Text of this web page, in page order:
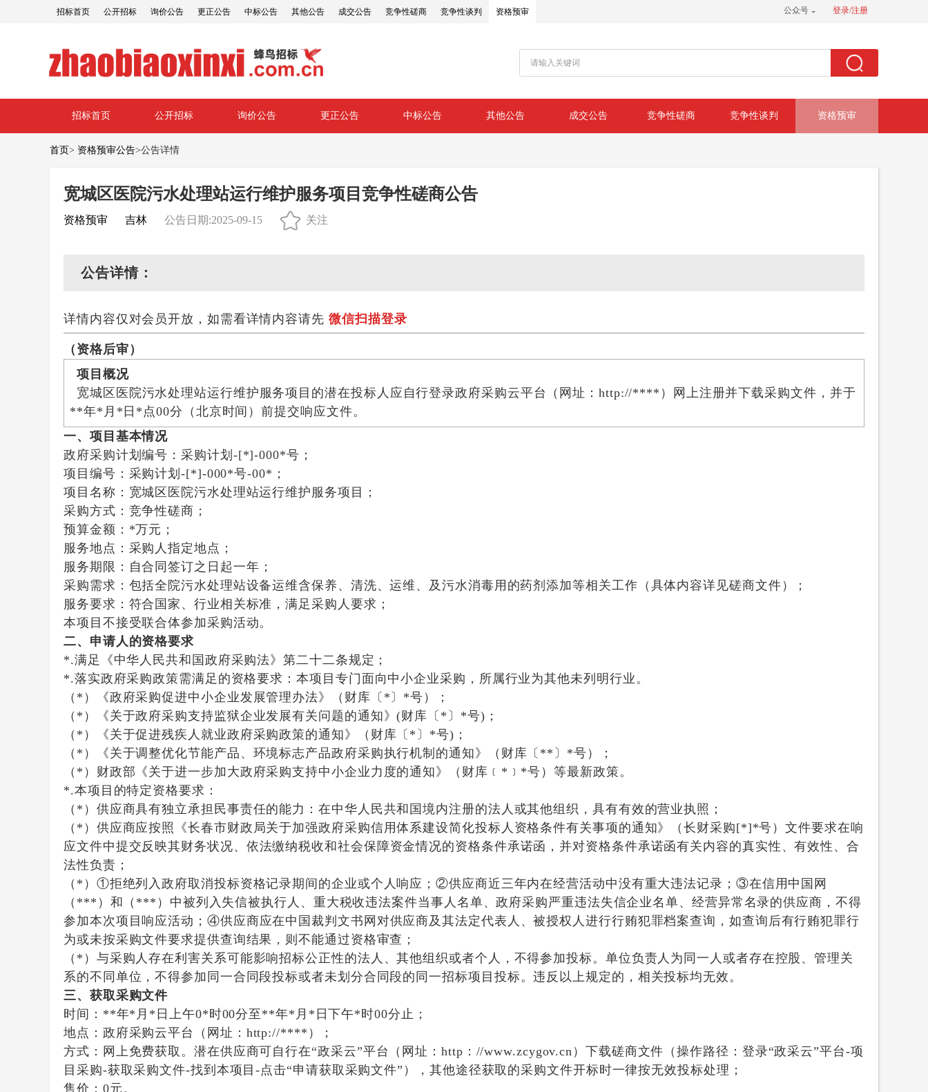
招标首页 公开招标 询价公告 更正公告 中标公告 其他公告 成交公告 竞争性磋商 竞争性谈判 资格预审 公众号 登录/注册
招标首页 公开招标 询价公告 更正公告 中标公告 其他公告 成交公告 竞争性磋商 竞争性谈判 资格预审
首页> 资格预审公告>公告详情
宽城区医院污水处理站运行维护服务项目竞争性磋商公告
资格预审 吉林 公告日期:2025-09-15 关注
公告详情：
详情内容仅对会员开放，如需看详情内容请先 微信扫描登录
（资格后审）
项目概况
宽城区医院污水处理站运行维护服务项目 的潜在投标人应自行登录政府采购云平台（网址：http://****）网上注册并下载采购文件， 并于
**年* 月 * 日 * 点00分 （北京时间）前提交响应文件。
一、 项目基本情况
政府采购计划编号：采购计划 -[*]-000*号 ；
项目编号：采购计划-[*]-000*号-00*；
项目名称： 宽城区医院污水处理站运行维护服务项目
；
采购方式：竞争性磋商；
预算金额： *万元；
服务地点：采购人指定地点；
服务期限： 自合同签订之日起一年 ；
采购需求： 包括全院污水处理站设备运维含保养、清洗、运维、及污水消毒用的药剂添加等相关工作 （具体内容详见磋商文件）
；
服务要求： 符合国家、行业相关标准，满足采购人要求 ；
本项目不接受联合体参加采购活动。
二、申请人的资格要求
*.满足《中华人民共和国政府采购法》第二十二条规定；
*.落实政府采购政策需满足的资格要求：本项目专门面向中小企业采购 ， 所属行业为其他未列明行业。
（ *）《政府采购促进中小企业发展管理办法》（财库〔*〕*号）；
（ *）《关于政府采购支持监狱企业发展有关问题的通知》(财库〔*〕*号)；
（ *）《关于促进残疾人就业政府采购政策的通知》（财库〔*〕*号)；
（ *）《关于调整优化节能产品、环境标志产品政府采购执行机制的通知》（财库〔** 〕 *号）；
（ *）财政部《关于进一步加大政府采购支持中小企业力度的通知》（财库﹝*﹞*号）等最新政策。
*.本项目的特定资格要求：
（ *）供应商具有独立承担民事责任的能力：在中华人民共和国境内注册的法人或其他组织，具有有效的营业执照；
（ * ） 供应商应按照《长春市财政局关于加强政府采购信用体系建设简化投标人资格条件有关事项的通知》（长财采购[*]*号）文件要求在响
应文件中提交反映其财务状况、依法缴纳税收和社会保障资金情况的资格条件承诺函，并对资格条件承诺函有关内容的真实性、有效性、合
法性负责；
（ * ） ①拒绝列入政府取消投标资格记录期间的企业或个人响应 ；②供应商近三年内在经营活动中没有重大违法记录；③在信用中国网
（***）和（***）中被列入失信被执行人、重大税收违法案件当事人名单、政府采购严重违法失信企业名单、经营异常名录的供应商，不得
参加本次项目响应活动；④供应商应在中国裁判文书网对供应商及其法定代表人、被授权人进行行贿犯罪档案查询，如查询后有行贿犯罪行
为或未按采购文件要求提供查询结果，则不能通过资格审查；
（ * ）与采购人存在利害关系可能影响招标公正性的法人、其他组织或者个人，不得参加投标。单位负责人为同一人或者存在控股、管理关
系的不同单位，不得参加同一合同段投标或者未划分合同段的同一招标项目投标。违反以上规定的，相关投标均无效。
三、获取采购文件
时间： **年* 月 * 日上午0*时00分至**年* 月 * 日下午*时00分止；
地点：政府采购云平台（网址： http://****）；
方式：网上免费获取。潜在供应商可自行在“政采云”平台（网址：http：//www.zcygov.cn）下载磋商文件（操作路径：登录“政采云”平台-项
目采购-获取采购文件-找到本项目-点击“申请获取采购文件”），其他途径获取的采购文件开标时一律按无效投标处理；
售价： 0元。